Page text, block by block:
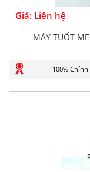
Giá: Liên hệ
MÁY TUỐT
100%